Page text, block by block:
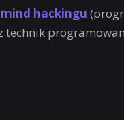
mind hackingu
technik